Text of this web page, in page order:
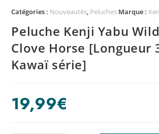
Catégories : Nouveautés, Peluches Marque :
Peluche Kenji Yabu
Clove Horse [Longueur
Kawaï série]
19,99€